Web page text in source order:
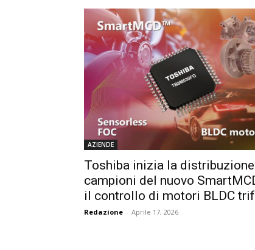
AZIENDE
Toshiba inizia la
campioni del nuovo
il controllo di motori BLDC
Redazione - Aprile 17, 2026